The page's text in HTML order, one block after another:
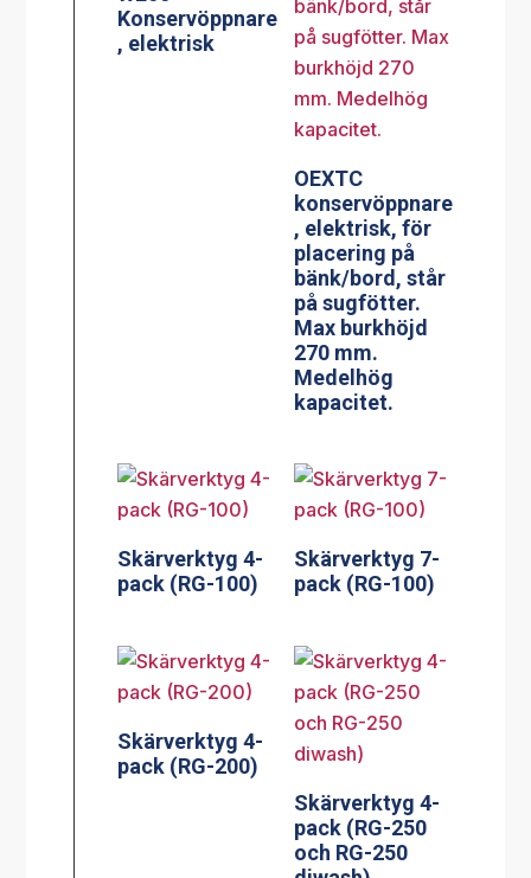
Konservöppnare
, elektrisk
OEXTC
konservöppnare
, elektrisk, för
placering på
bänk/bord, står
på sugfötter.
Max burkhöjd
270 mm.
Medelhög
kapacitet.
Skärverktyg 4-
pack (RG-100)
Skärverktyg 7-
pack (RG-100)
Skärverktyg 4-
pack (RG-200)
Skärverktyg 4-
pack (RG-250
och RG-250